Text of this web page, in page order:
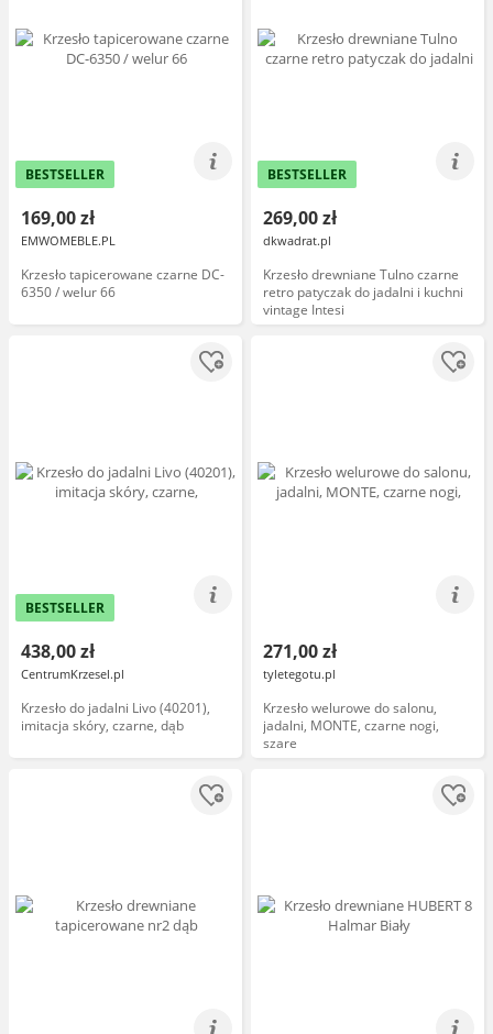
BESTSELLER
169,00 zł
EMWOMEBLE.PL
Krzesło tapicerowane czarne DC-
6350 / welur 66
BESTSELLER
269,00 zł
dkwadrat.pl
Krzesło drewniane Tulno czarne
retro patyczak do jadalni i kuchni
vintage Intesi
BESTSELLER
438,00 zł
CentrumKrzesel.pl
Krzesło do jadalni Livo (40201),
imitacja skóry, czarne, dąb
271,00 zł
tyletegotu.pl
Krzesło welurowe do salonu,
jadalni, MONTE, czarne nogi,
szare